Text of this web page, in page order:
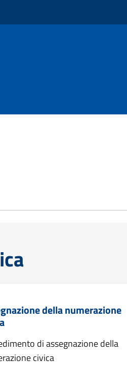
della numerazione
di assegnazione della
civica